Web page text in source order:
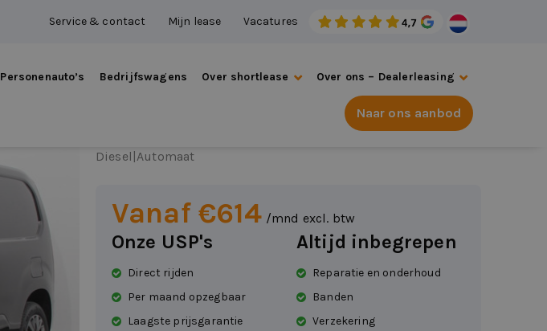
Service & contact Mijn lease Vacatures
Personenauto’s Bedrijfswagens Over shortlease Over ons – Dealerleasing
Naar ons aanbod
Diesel |Automaat
Vanaf €614 /mnd excl. btw
Onze USP's
Direct rijden
Per maand opzegbaar
Laagste prijsgarantie
Altijd inbegrepen
Reparatie en onderhoud
Banden
Verzekering